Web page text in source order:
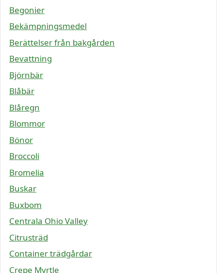
Begonier
Bekämpningsmedel
Berättelser från bakgården
Bevattning
Björnbär
Blåbär
Blåregn
Blommor
Bönor
Broccoli
Bromelia
Buskar
Buxbom
Centrala Ohio Valley
Citrusträd
Container trädgårdar
Crepe Myrtle